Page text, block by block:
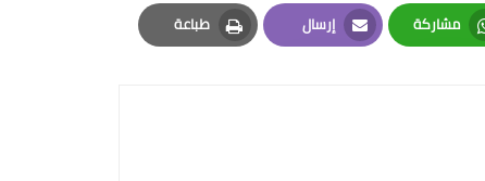
مشاركة
Whatsapp
إرسال
Email
طباعة
Print